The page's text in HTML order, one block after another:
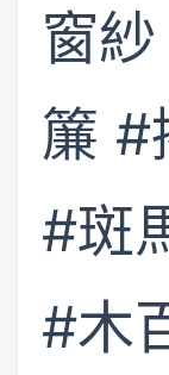
窗
簾 #
#斑
#木